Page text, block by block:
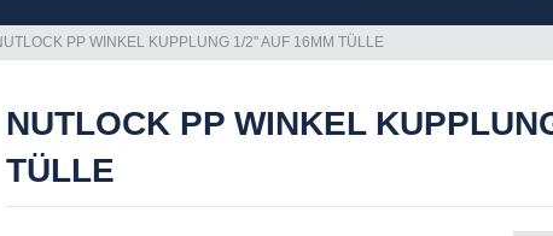
PP WINKEL KUPPLUNG 1/2" AUF 16MM TÜLLE
NUTLOCK PP WINKEL
TÜLLE